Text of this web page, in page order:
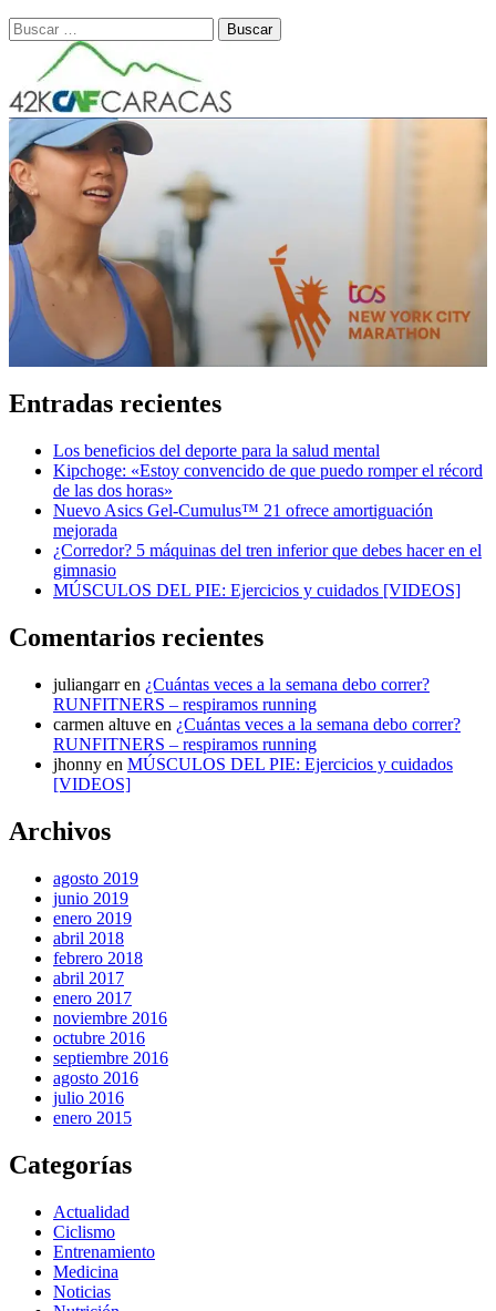
Buscar:
Entradas recientes
Los beneficios del deporte para la salud mental
Kipchoge: «Estoy convencido de que puedo romper el récord
de las dos horas»
Nuevo Asics Gel-Cumulus™ 21 ofrece amortiguación
mejorada
¿Corredor? 5 máquinas del tren inferior que debes hacer en el
gimnasio
MÚSCULOS DEL PIE: Ejercicios y cuidados [VIDEOS]
Comentarios recientes
juliangarren ¿Cuántas veces a la semana debo correr?
RUNFITNERS – respiramos running
carmen altuve en ¿Cuántas veces a la semana debo correr?
RUNFITNERS – respiramos running
jhonny en MÚSCULOS DEL PIE: Ejercicios y cuidados
[VIDEOS]
Archivos
agosto 2019
junio 2019
enero 2019
abril 2018
febrero 2018
abril 2017
enero 2017
noviembre 2016
octubre 2016
septiembre 2016
agosto 2016
julio 2016
enero 2015
Categorías
Actualidad
Ciclismo
Entrenamiento
Medicina
Noticias